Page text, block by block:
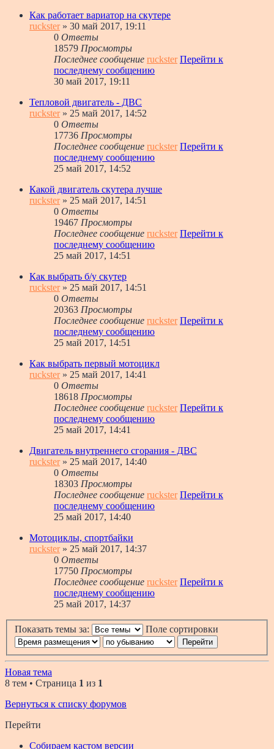
Как работает вариатор на скутере
ruckster» 30 май 2017, 19:11
0 Ответы
18579 Просмотры
Последнее сообщение ruckster Перейти к
последнему сообщению
30 май 2017, 19:11
Тепловой двигатель - ДВС
ruckster» 25 май 2017, 14:52
0 Ответы
17736 Просмотры
Последнее сообщение ruckster Перейти к
последнему сообщению
25 май 2017, 14:52
Какой двигатель скутера лучше
ruckster» 25 май 2017, 14:51
0 Ответы
19467 Просмотры
Последнее сообщение ruckster Перейти к
последнему сообщению
25 май 2017, 14:51
Как выбрать б/у скутер
ruckster» 25 май 2017, 14:51
0 Ответы
20363 Просмотры
Последнее сообщение ruckster Перейти к
последнему сообщению
25 май 2017, 14:51
Как выбрать первый мотоцикл
ruckster» 25 май 2017, 14:41
0 Ответы
18618 Просмотры
Последнее сообщение ruckster Перейти к
последнему сообщению
25 май 2017, 14:41
Двигатель внутреннего сгорания - ДВС
ruckster» 25 май 2017, 14:40
0 Ответы
18303 Просмотры
Последнее сообщение ruckster Перейти к
последнему сообщению
25 май 2017, 14:40
Мотоциклы, спортбайки
ruckster» 25 май 2017, 14:37
0 Ответы
17750 Просмотры
Последнее сообщение ruckster Перейти к
последнему сообщению
25 май 2017, 14:37
Показать темы за: Поле сортировки
Новая тема
8 тем • Страница 1 из 1
Вернуться к списку форумов
Перейти
Собираем кастом версии